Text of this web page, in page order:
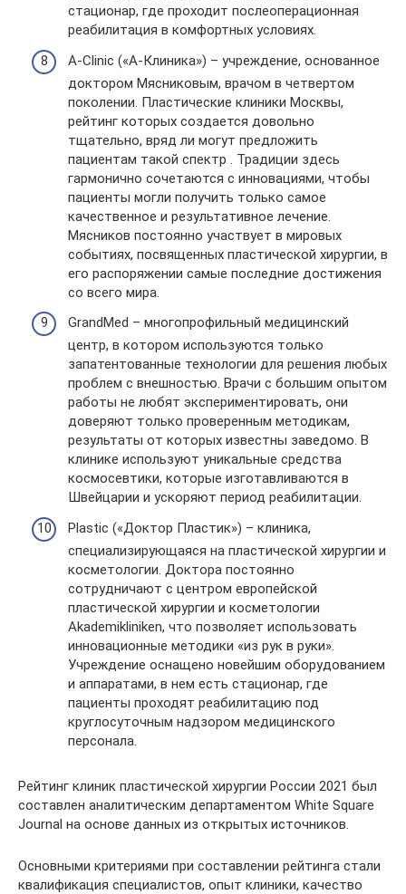
стационар, где проходит послеоперационная
реабилитация в комфортных условиях.
A-Clinic («А-Клиника») – учреждение, основанное
доктором Мясниковым, врачом в четвертом
поколении. Пластические клиники Москвы,
рейтинг которых создается довольно
тщательно, вряд ли могут предложить
пациентам такой спектр . Традиции здесь
гармонично сочетаются с инновациями, чтобы
пациенты могли получить только самое
качественное и результативное лечение.
Мясников постоянно участвует в мировых
событиях, посвященных пластической хирургии, в
его распоряжении самые последние достижения
со всего мира.
GrandMed – многопрофильный медицинский
центр, в котором используются только
запатентованные технологии для решения любых
проблем с внешностью. Врачи с большим опытом
работы не любят экспериментировать, они
доверяют только проверенным методикам,
результаты от которых известны заведомо. В
клинике используют уникальные средства
космосевтики, которые изготавливаются в
Швейцарии и ускоряют период реабилитации.
Plastic («Доктор Пластик») – клиника,
специализирующаяся на пластической хирургии и
косметологии. Доктора постоянно
сотрудничают с центром европейской
пластической хирургии и косметологии
Akademikliniken, что позволяет использовать
инновационные методики «из рук в руки».
Учреждение оснащено новейшим оборудованием
и аппаратами, в нем есть стационар, где
пациенты проходят реабилитацию под
круглосуточным надзором медицинского
персонала.
Рейтинг клиник пластической хирургии России 2021 был
составлен аналитическим департаментом White Square
Journal на основе данных из открытых источников.
Основными критериями при составлении рейтинга стали
квалификация специалистов, опыт клиники, качество